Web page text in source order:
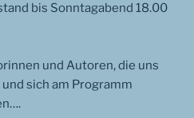
bis Sonntagabend 18.00
und Autoren, die uns
sich am Programm